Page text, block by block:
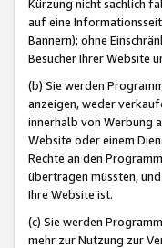
Kürzung nicht sachlich
auf eine
Bannern); ohne
Besucher Ihrer Website
(b) Sie werden
anzeigen, weder
innerhalb von Werbung
Website oder einem
Rechte an den
übertragen müssten,
Ihre Website ist.
(c) Sie werden
mehr zur Nutzung zur